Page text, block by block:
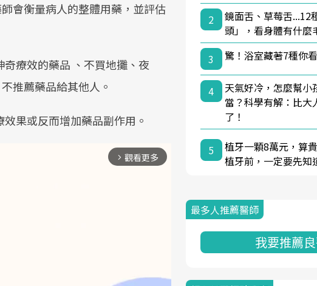
會衡量病人的整體用藥，並評估
療效的藥品 、不買地攤、夜
推薦藥品給其他人。
果或反而增加藥品副作用。
arrow_forward_ios 觀看更多
2
鏡面舌、草莓舌...12
頭」，看身體有什麼
3
驚！浴室藏著7種你
4
天氣好冷，怎麼幫小
當？科學有解：比大
了！
5
植牙一顆8萬元，算
植牙前，一定要先知
最多人推薦醫師
我要推薦